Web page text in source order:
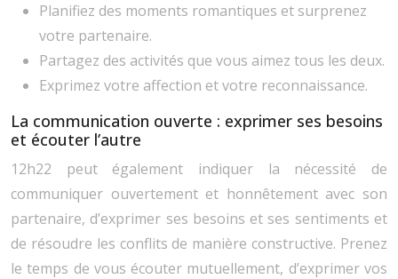
Planifiez des moments romantiques et surprenez
votre partenaire.
Partagez des activités que vous aimez tous les deux.
Exprimez votre affection et votre reconnaissance.
La communication ouverte : exprimer ses besoins
et écouter l’autre
12h22 peut également indiquer la nécessité de
communiquer ouvertement et honnêtement avec son
partenaire, d’exprimer ses besoins et ses sentiments et
de résoudre les conflits de manière constructive. Prenez
le temps de vous écouter mutuellement, d’exprimer vos